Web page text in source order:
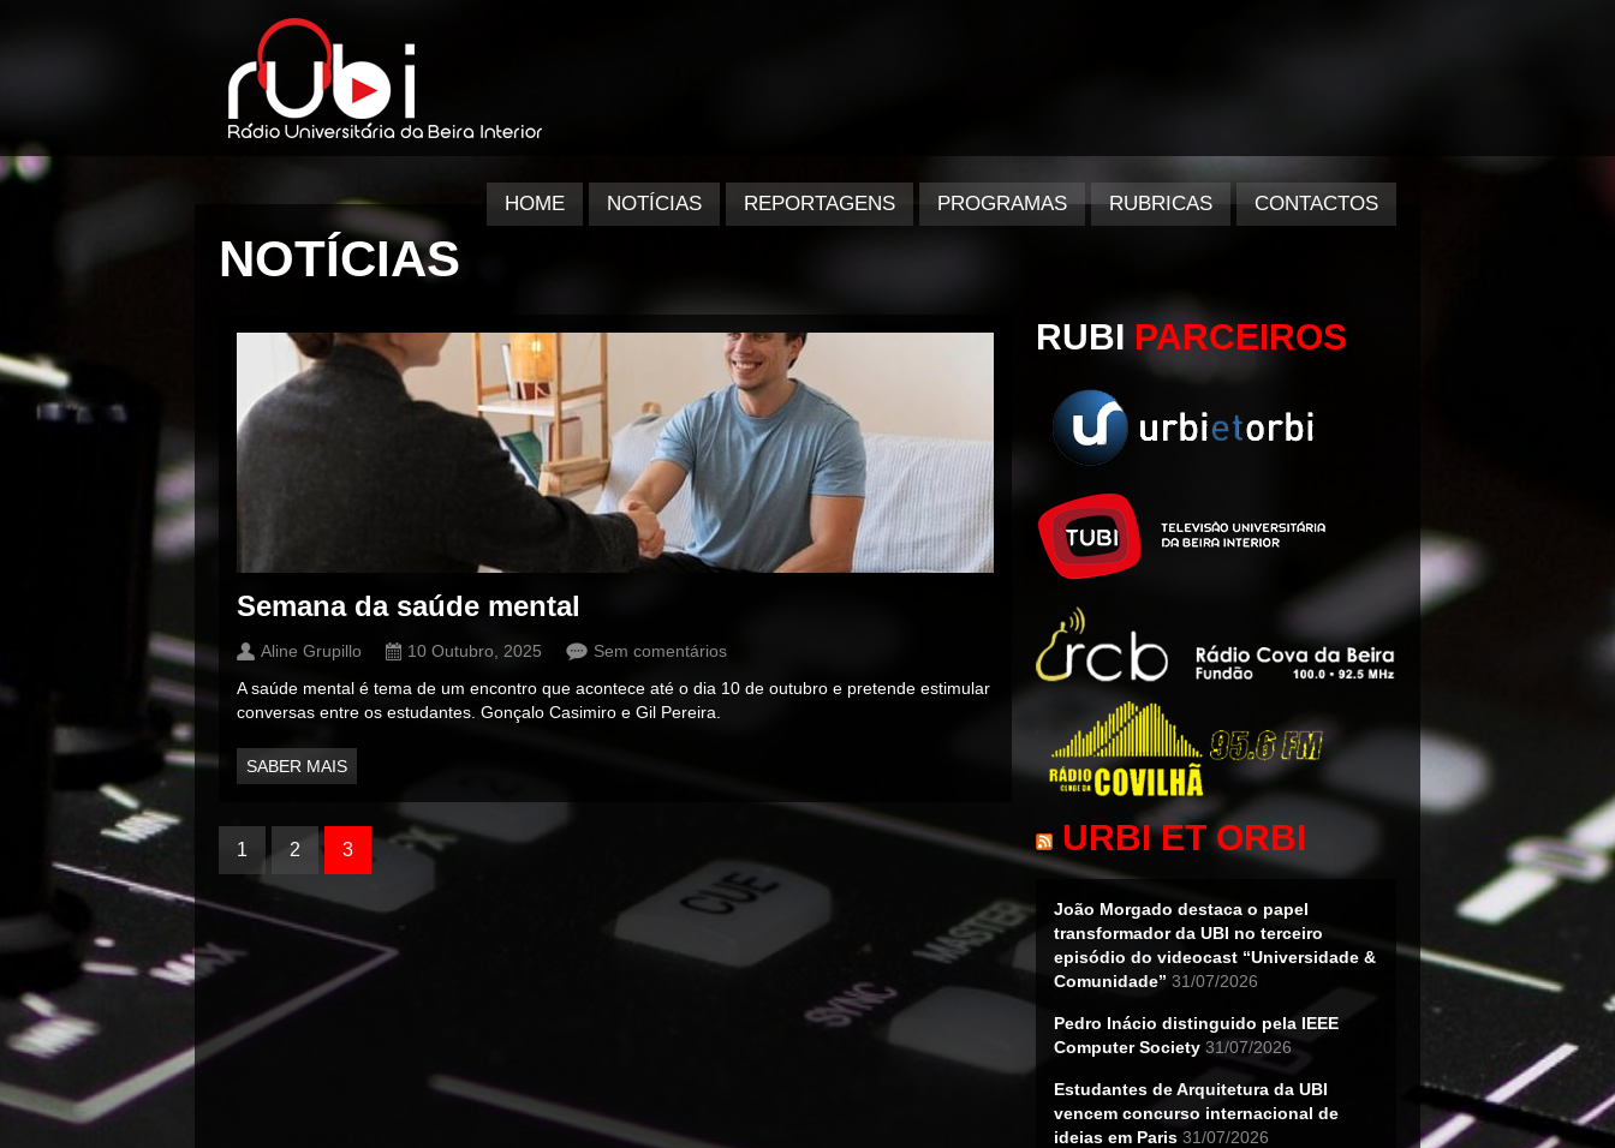
HOME NOTÍCIAS REPORTAGENS PROGRAMAS RUBRICAS CONTACTOS
NOTÍCIAS
RUBI PARCEIROS
URBI ET ORBI
João Morgado destaca o papel
transformador da UBI no terceiro
episódio do videocast “Universidade &
Comunidade” 31/07/2026
Pedro Inácio distinguido pela IEEE
Computer Society 31/07/2026
Estudantes de Arquitetura da UBI
vencem concurso internacional de
ideias em Paris 31/07/2026
Semana da saúde mental
Aline Grupillo 10 Outubro, 2025
Sem comentários
A saúde mental é tema de um encontro que acontece até o dia 10 de outubro e pretende estimular
conversas entre os estudantes. Gonçalo Casimiro e Gil Pereira.
SABER MAIS
1 2 3